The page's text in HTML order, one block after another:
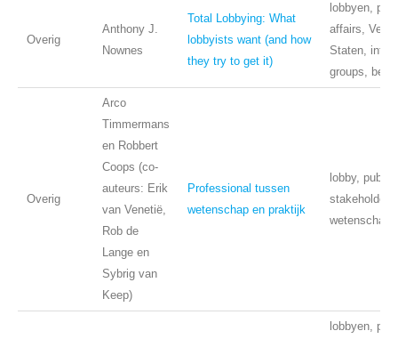
Overig
Anthony J.
Nownes
Total Lobbying: What
lobbyists want (and how
they try to get it)
lobbyen,
affairs,
Staten,
groups,
Overig
Arco
Timmermans
en Robbert
Coops (co-
auteurs: Erik
van Venetië,
Rob de
Lange en
Sybrig van
Keep)
Professional tussen
wetenschap en praktijk
lobby,
stakeholders,
wetenschap
lobbyen,